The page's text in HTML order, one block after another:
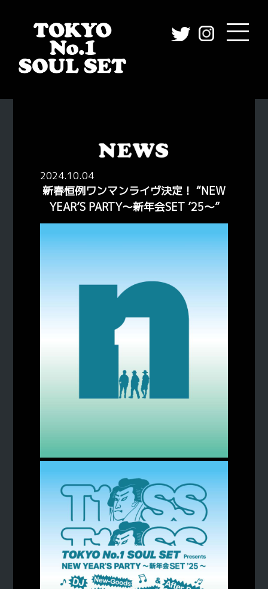
2024.10.04
新春恒例ワンマンライヴ決定！ “NEW
YEAR’S PARTY〜新年会SET ’25〜”